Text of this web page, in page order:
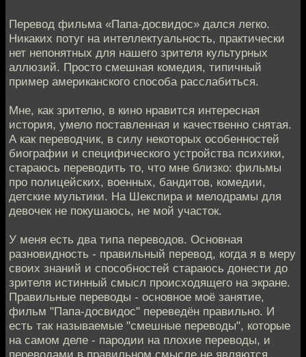
Перевод фильма «Папа-досвидос» дался легко.
Никаких потуг на интеллектуальность, практически
нет непонятных для нашего зрителя культурных
аллюзий. Просто смешная комедия, типичный
пример американского способа расслабиться.
Мне, как зрителю, в кино нравится интересная
история, умело поставленная и качественно снятая.
А как переводчик, в силу некоторых особенностей
биографии и специфического устройства психики,
стараюсь переводить то, что мне близко: фильмы
про полицейских, военных, бандитов, комедии,
детские мультики. На Шекспира и мелодрамы для
девочек не покушаюсь, не мой участок.
У меня есть два типа переводов. Основная
разновидность - правильный перевод, когда я в меру
своих знаний и способностей стараюсь донести до
зрителя истинный смысл происходящего на экране.
Правильные переводы - основное моё занятие,
фильм "Папа-досвидос" переведён правильно. И
есть так называемые "смешные переводы", которые
на самом деле - пародии на плохие переводы, и
переводами в правильном смысле не являются.